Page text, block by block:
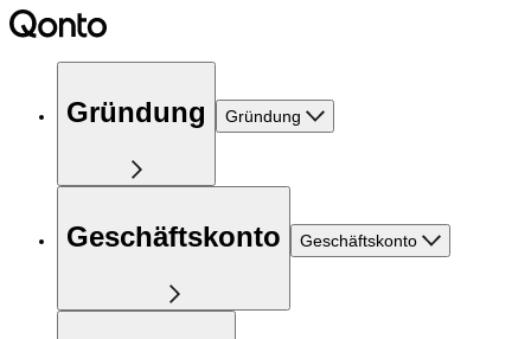
Gründung Gründung
Geschäftskonto Geschäftskonto